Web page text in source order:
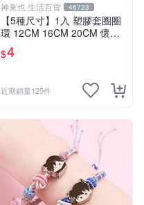
神來也 生活百貨 46723
【5種尺寸】1入 塑膠套圈圈
環 12CM 16CM 20CM 懷舊
童玩 兒童玩具 夜市套圈圈 塑
膠套環 遊戲道具 套環
$4
近期銷量125件